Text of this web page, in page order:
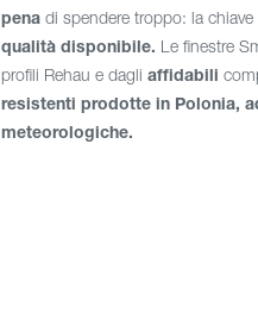
penadi spendere troppo: la chiave
qualità disponibile. Le finestre
profili Rehau e dagli affidabili
resistenti prodotte in Polonia,
meteorologiche.